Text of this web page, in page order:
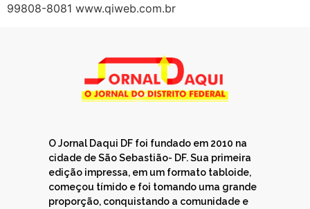
99808-8081 www.qiweb.com.br
O Jornal Daqui DF foi fundado em 2010 na
cidade de São Sebastião- DF. Sua primeira
edição impressa, em um formato tabloide,
começou tímido e foi tomando uma grande
proporção, conquistando a comunidade e